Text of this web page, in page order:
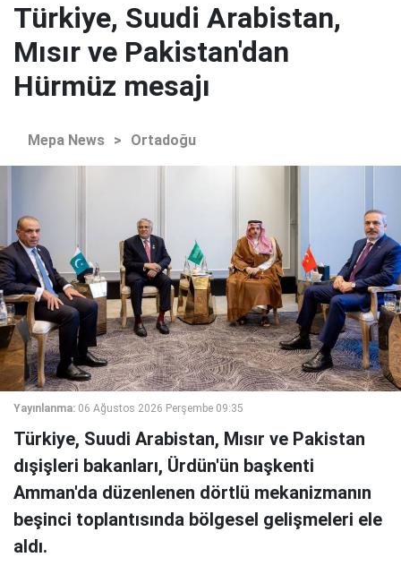
Türkiye, Suudi Arabistan,
Mısır ve Pakistan'dan
Hürmüz mesajı
Mepa News > Ortadoğu
Yayınlanma: 06 Ağustos 2026 Perşembe 09:35
Türkiye, Suudi Arabistan, Mısır ve Pakistan
dışişleri bakanları, Ürdün'ün başkenti
Amman'da düzenlenen dörtlü mekanizmanın
beşinci toplantısında bölgesel gelişmeleri ele
aldı.